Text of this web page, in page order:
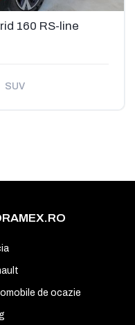
160 RS-line
SUV
de ocazie